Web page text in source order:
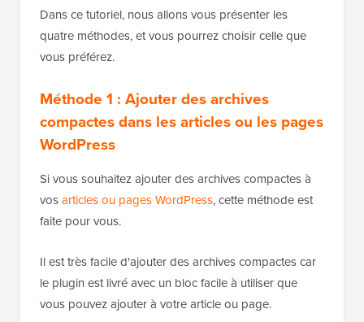
Dans ce tutoriel, nous allons vous présenter les
quatre méthodes, et vous pourrez choisir celle que
vous préférez.
Méthode 1 : Ajouter des archives
compactes dans les articles ou les pages
WordPress
Si vous souhaitez ajouter des archives compactes à
vosarticles ou pages WordPress, cette méthode est
faite pour vous.
Il est très facile d'ajouter des archives compactes car
le plugin est livré avec un bloc facile à utiliser que
vous pouvez ajouter à votre article ou page.